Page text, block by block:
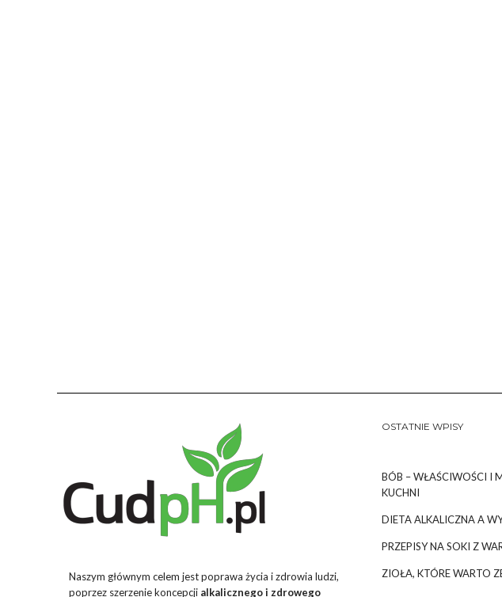
Naszym głównym celem jest poprawa życia i zdrowia ludzi,
poprzez szerzenie koncepcji alkalicznego i zdrowego
OSTATNIE WPISY
BÓB – WŁAŚCIWOŚCI I
KUCHNI
DIETA ALKALICZNA A
PRZEPISY NA SOKI Z
ZIOŁA, KTÓRE WARTO